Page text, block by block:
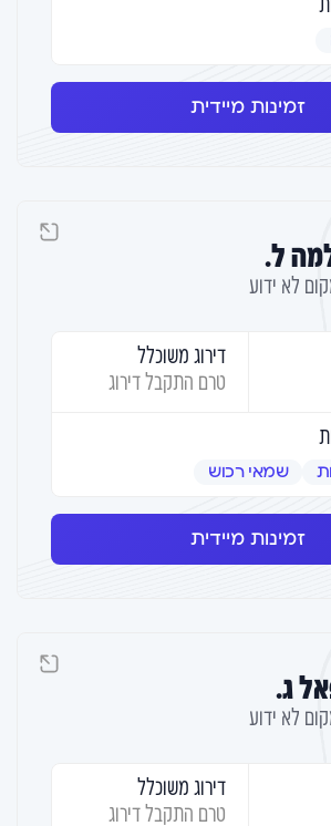
זמינות מיידית
ל.
לא ידוע
דירוג משוכלל
טרם התקבל דירוג
שמאי רכוש
זמינות מיידית
ג.
לא ידוע
דירוג משוכלל
טרם התקבל דירוג